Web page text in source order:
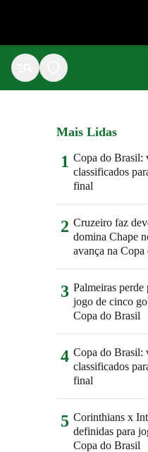
Mais Lidas
1 Copa do Brasil:
classificados
final
2 Cruzeiro faz
domina Chape
avança na
3 Palmeiras perde
jogo de cinco
Copa do Brasil
4 Copa do Brasil:
classificados
final
5 Corinthians x
definidas para
Copa do Brasil